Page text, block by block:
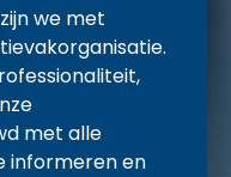
we met
met alle
informeren en